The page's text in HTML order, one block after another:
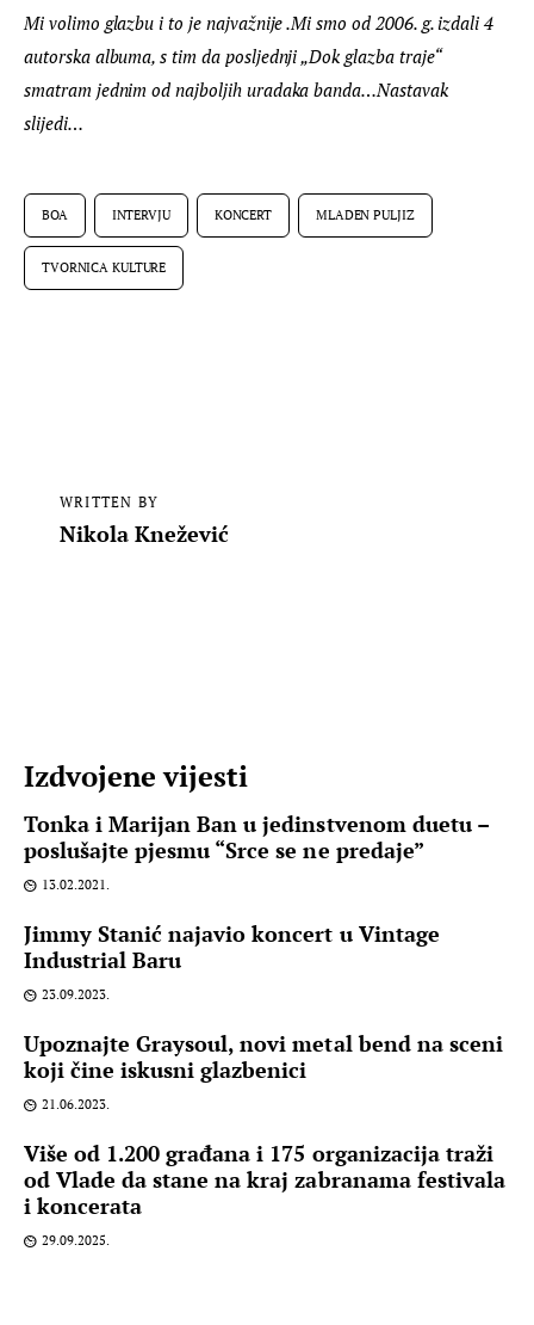
Mi volimo glazbu i to je najvažnije .Mi smo od 2006. g. izdali 4
autorska albuma, s tim da posljednji „Dok glazba traje“
smatram jednim od najboljih uradaka banda…Nastavak
slijedi…
BOA INTERVJU KONCERT MLADEN PULJIZ
TVORNICA KULTURE
WRITTEN BY
Nikola Knežević
Izdvojene vijesti
Tonka i Marijan Ban u jedinstvenom duetu –
poslušajte pjesmu “Srce se ne predaje”
13.02.2021.
Jimmy Stanić najavio koncert u Vintage
Industrial Baru
23.09.2023.
Upoznajte Graysoul, novi metal bend na sceni
koji čine iskusni glazbenici
21.06.2023.
Više od 1.200 građana i 175 organizacija traži
od Vlade da stane na kraj zabranama festivala
i koncerata
29.09.2025.